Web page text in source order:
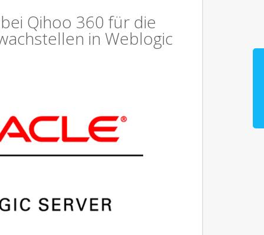
Qihoo 360 für die
in Weblogic